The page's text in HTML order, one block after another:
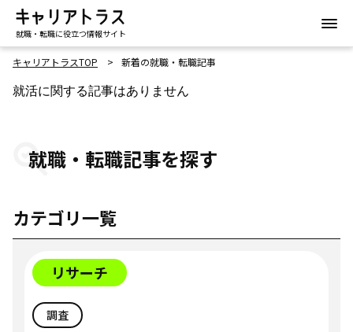
就職・転職に役立つ情報サイト
キャリアトラスTOP 新着の就職・転職記事
就活に関する記事はありません
就職・転職記事を探す
カテゴリ一覧
リサーチ
調査